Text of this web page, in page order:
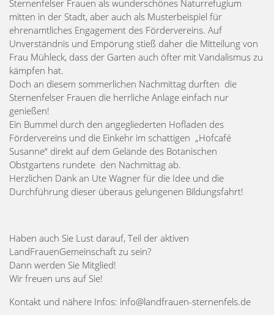
Sternenfelser Frauen als wunderschönes Naturrefugium
mitten in der Stadt, aber auch als Musterbeispiel für
ehrenamtliches Engagement des Fördervereins. Auf
Unverständnis und Empörung stieß daher die Mitteilung von
Frau Mühleck, dass der Garten auch öfter mit Vandalismus zu
kämpfen hat.
Doch an diesem sommerlichen Nachmittag durften die
Sternenfelser Frauen die herrliche Anlage einfach nur
genießen!
Ein Bummel durch den angegliederten Hofladen des
Fördervereins und die Einkehr im schattigen „Hofcafé
Susanne“ direkt auf dem Gelände des Botanischen
Obstgartens rundete den Nachmittag ab.
Herzlichen Dank an Ute Wagner für die Idee und die
Durchführung dieser überaus gelungenen Bildungsfahrt!
Haben auch Sie Lust darauf, Teil der aktiven
LandFrauenGemeinschaft zu sein?
Dann werden Sie Mitglied!
Wir freuen uns auf Sie!
Kontakt und nähere Infos: info@landfrauen-sternenfels.de